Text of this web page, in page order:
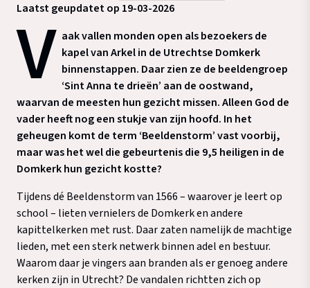
Laatst geupdatet op 19-03-2026
V aak vallen monden open als bezoekers de
kapel van Arkel in de Utrechtse Domkerk
binnenstappen. Daar zien ze de beeldengroep
‘Sint Anna te drieën’ aan de oostwand,
waarvan de meesten hun gezicht missen. Alleen God de
vader heeft nog een stukje van zijn hoofd. In het
geheugen komt de term ‘Beeldenstorm’ vast voorbij,
maar was het wel die gebeurtenis die 9,5 heiligen in de
Domkerk hun gezicht kostte?
Tijdens dé Beeldenstorm van 1566 – waarover je leert op
school – lieten vernielers de Domkerk en andere
kapittelkerken met rust. Daar zaten namelijk de machtige
lieden, met een sterk netwerk binnen adel en bestuur.
Waarom daar je vingers aan branden als er genoeg andere
kerken zijn in Utrecht? De vandalen richtten zich op